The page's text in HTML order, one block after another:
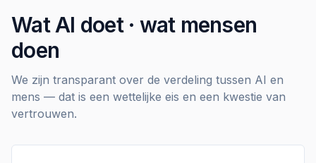
Wat AI doet · wat mensen
doen
We zijn transparant over de verdeling tussen AI en
mens — dat is een wettelijke eis en een kwestie van
vertrouwen.